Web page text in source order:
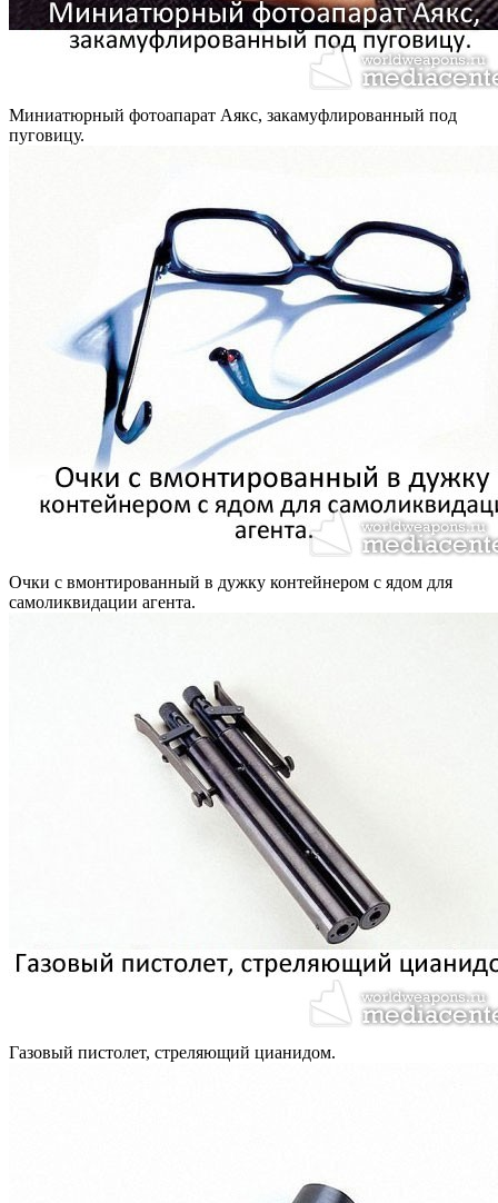
Миниатюрный фотоапарат Аякс, закамуфлированный под
пуговицу.
Очки с вмонтированный в дужку контейнером с ядом для
самоликвидации агента.
Газовый пистолет, стреляющий цианидом.